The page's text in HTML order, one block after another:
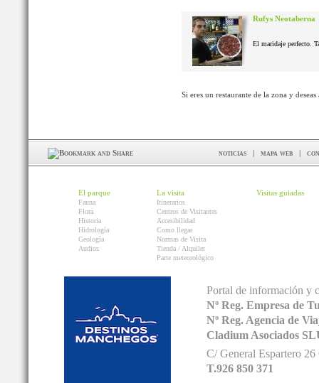
Rufys Neotaberna
El maridaje perfecto.
Si eres un restaurante de la zona y
noticias | mapa web |
El parque
Fauna
Flora
Historia
Hidrología
Geología
Audios
La visita
Itinerarios
Centros de Visitantes
Accesibilidad
Como llegar
Normas de Visita
Tienda / Alquiler
Parte meteorológico
Visitas guiadas
Portal de información y
Nº Reg. Empresa de
Nº Reg. Agencia de
Cladium Asociados
C/ General Espartero
T.926 850 371